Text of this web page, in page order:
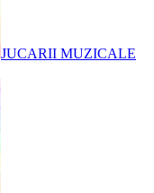
JUCARII MUZICALE